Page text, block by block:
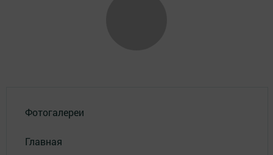
Фотогалереи
Главная